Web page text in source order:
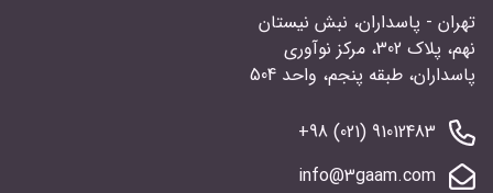
تهران - پاسداران، نبش نیستان
نهم، پلاک 302، مرکز نوآوری
پاسداران، طبقه پنجم، واحد 504
91012483 (021) 98+
info@3gaam.com